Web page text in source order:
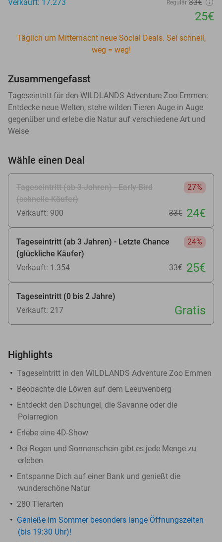
Verkauft: 17.273
Regulär 33€
25€
Täglich um Mitternacht neue Social Deals. Sei schnell,
weg = weg!
Zusammengefasst
Tageseintritt für den WILDLANDS Adventure Zoo Emmen:
Entdecke neue Welten, stehe wilden Tieren Auge in Auge
gegenüber und erlebe die Natur auf verschiedene Art und
Weise
Wähle einen Deal
Tageseintritt (ab 3 Jahren) - Early Bird
(schnelle Käufer)
27%
Verkauft: 900 33€ 24€
Tageseintritt (ab 3 Jahren) - Letzte Chance
(glückliche Käufer)
24%
Verkauft: 1.354 33€ 25€
Tageseintritt (0 bis 2 Jahre)
Verkauft: 217
Gratis
Highlights
Tageseintritt in den WILDLANDS Adventure Zoo Emmen
Beobachte die Löwen auf dem Leeuwenberg
Entdeckt den Dschungel, die Savanne oder die
Polarregion
Erlebe eine 4D-Show
Bei Regen und Sonnenschein gibt es jede Menge zu
erleben
Entspanne Dich auf einer Bank und genießt die
wunderschöne Natur
280 Tierarten
Genieße im Sommer besonders lange Öffnungszeiten
(bis 19:30 Uhr)!